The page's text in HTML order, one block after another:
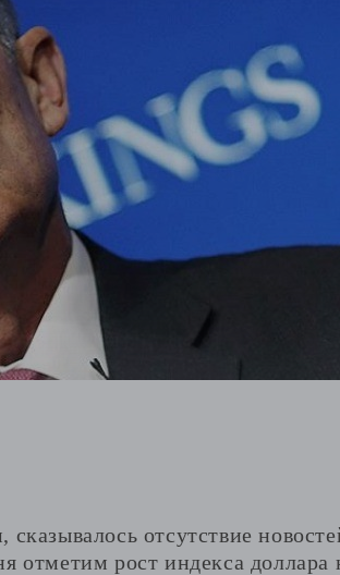
отсутствие
отметим рост индекса